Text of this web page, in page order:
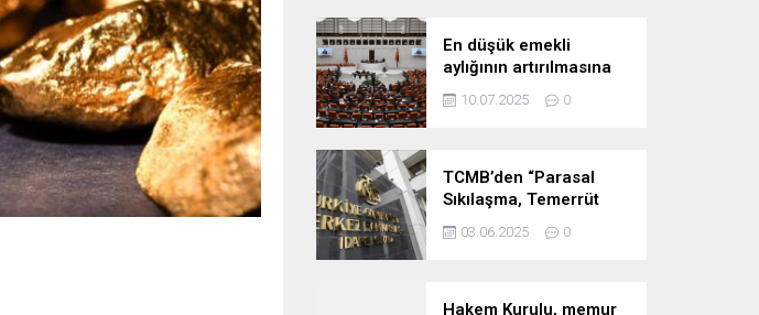
En düşük emekli
aylığının artırılmasına
yönelik teklif kabul
edildi
10.07.2025 0
TCMB’den “Parasal
Sıkılaşma, Temerrüt
Riski ve Firmaların
Konut Satışı” analizi
03.06.2025 0
Hakem Kurulu, memur